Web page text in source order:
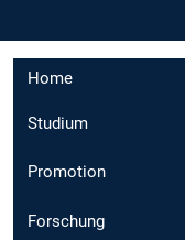
Home
Studium
Promotion
Forschung